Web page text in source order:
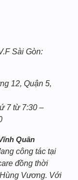
Sài Gòn:
12, Quận 5,
7 từ 7:30 –
Quân
công tác tại
đồng thời
Vương. Với